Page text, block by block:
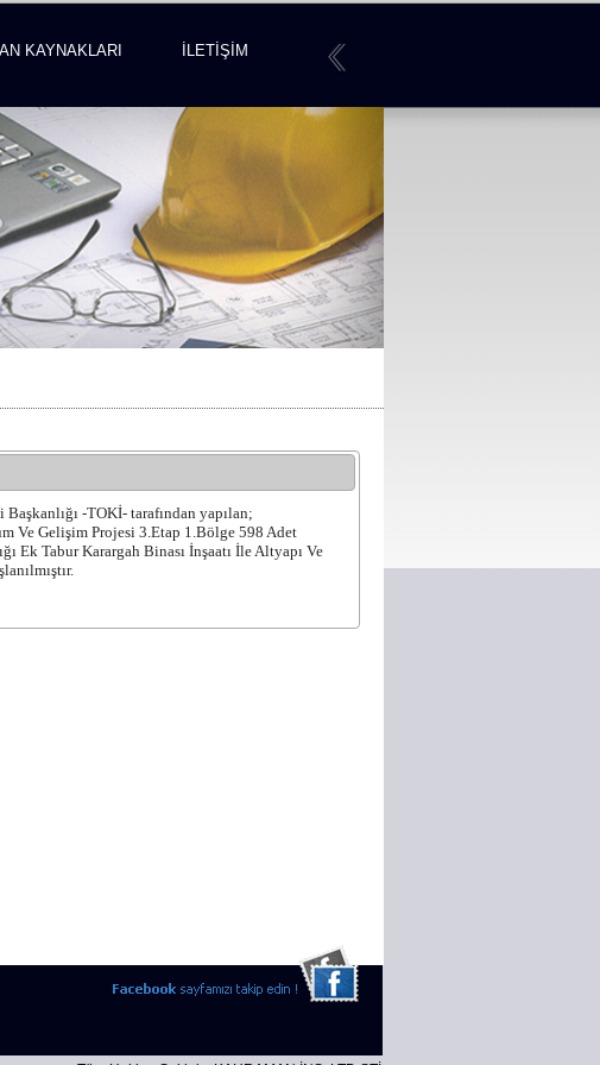
KAYNAKLARI İLETİŞİM
-TOKİ- tarafından yapılan;
Ve Gelişim Projesi 3.Etap 1.Bölge 598 Adet
Ek Tabur Karargah Binası İnşaatı İle Altyapı Ve